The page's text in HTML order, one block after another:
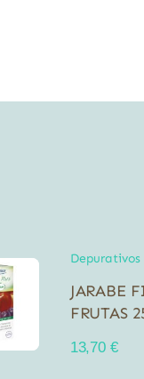
Depurativos
JARABE
FRUTAS
13,70 €